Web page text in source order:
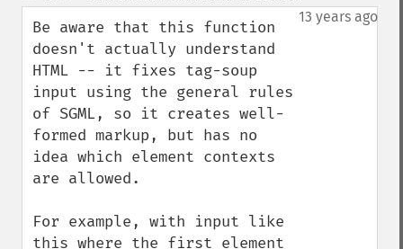
down
13 years ago
Be aware that this function
doesn't actually understand
HTML -- it fixes tag-soup
input using the general rules
of SGML, so it creates well-
formed markup, but has no
idea which element contexts
are allowed.
For example, with input like
this where the first element